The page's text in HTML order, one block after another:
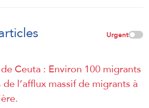
Urgent
Ceuta : Environ 100 migrants
l’afflux massif de migrants à